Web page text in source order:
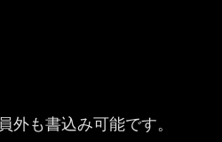
外も書込み可能です。